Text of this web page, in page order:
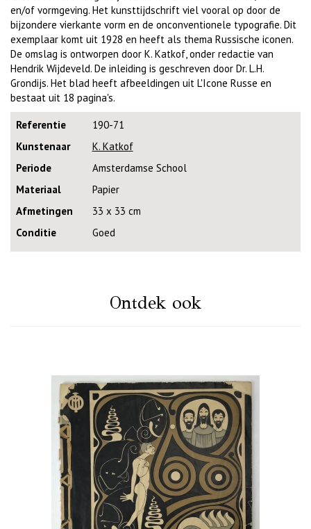
en/of vormgeving. Het kunsttijdschrift viel vooral op door de
bijzondere vierkante vorm en de onconventionele typografie. Dit
exemplaar komt uit 1928 en heeft als thema Russische iconen.
De omslag is ontworpen door K. Katkof, onder redactie van
Hendrik Wijdeveld. De inleiding is geschreven door Dr. L.H.
Grondijs. Het blad heeft afbeeldingen uit L'Icone Russe en
bestaat uit 18 pagina's.
Referentie
190-71
Kunstenaar
K. Katkof
Periode
Amsterdamse School
Materiaal
Papier
Afmetingen
33 x 33 cm
Conditie
Goed
Ontdek ook